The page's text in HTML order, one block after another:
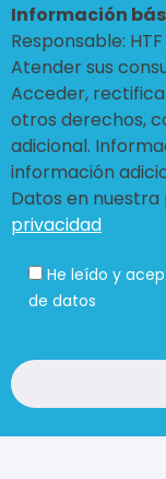
Información
Responsable: HTF
Atender sus
Acceder,
otros derechos,
adicional.
información
Datos en
privacidad
He leído y
de datos